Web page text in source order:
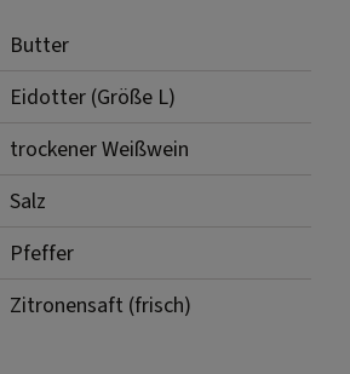
Butter
Eidotter (Größe L)
trockener Weißwein
Salz
Pfeffer
Zitronensaft (frisch)